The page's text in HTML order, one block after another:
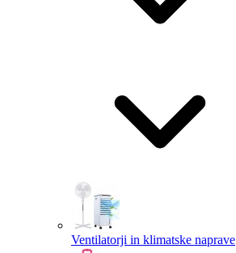
Ventilatorji in klimatske naprave